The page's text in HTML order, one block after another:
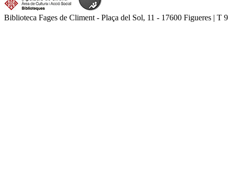
Biblioteca Fages de Climent - Plaça del Sol, 11 - 17600 Figueres |